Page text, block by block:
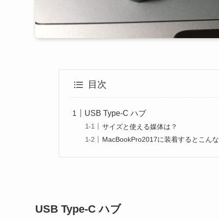
目次
USB Type-C ハブ
サイズと使える媒体は？
MacBookPro2017に装着するとこん
USB Type-C ハブ